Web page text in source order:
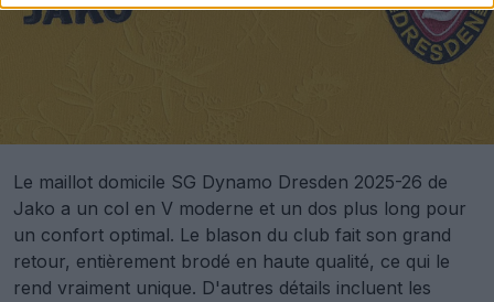
Le maillot domicile SG Dynamo Dresden 2025-26 de
Jako a un col en V moderne et un dos plus long pour
un confort optimal. Le blason du club fait son grand
retour, entièrement brodé en haute qualité, ce qui le
rend vraiment unique. D'autres détails incluent les